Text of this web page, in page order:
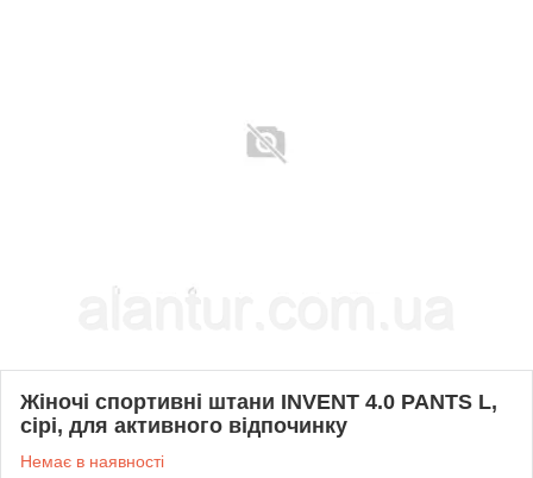
Жіночі спортивні штани INVENT 4.0 PANTS L,
сірі, для активного відпочинку
Немає в наявності